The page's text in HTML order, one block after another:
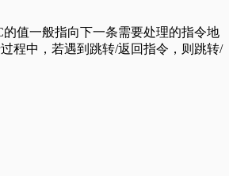
值一般指向下一条需要处理的指令地
程中，若遇到跳转/返回指令，则跳转/